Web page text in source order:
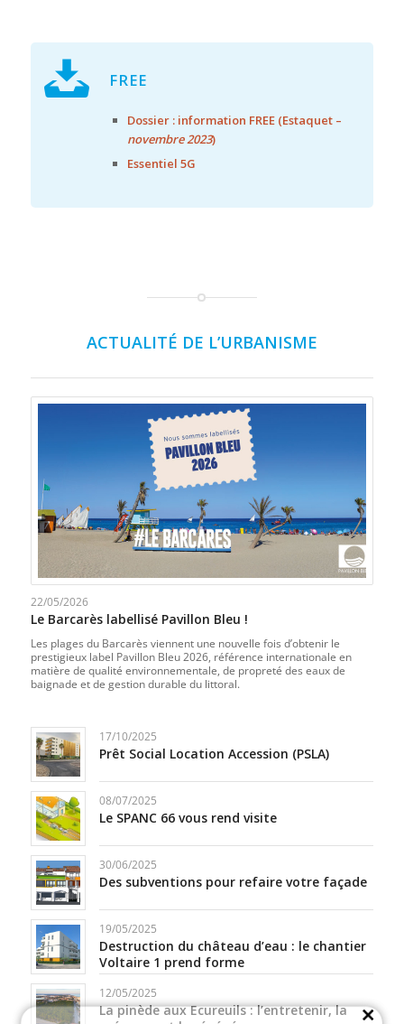
FREE
Dossier : information FREE (Estaquet –
novembre 2023)
Essentiel 5G
ACTUALITÉ DE L’URBANISME
22/05/2026
Le Barcarès labellisé Pavillon Bleu !
Les plages du Barcarès viennent une nouvelle fois d’obtenir le
prestigieux label Pavillon Bleu 2026, référence internationale en
matière de qualité environnementale, de propreté des eaux de
baignade et de gestion durable du littoral.
17/10/2025
Prêt Social Location Accession (PSLA)
08/07/2025
Le SPANC 66 vous rend visite
30/06/2025
Des subventions pour refaire votre façade
19/05/2025
Destruction du château d’eau : le chantier
Voltaire 1 prend forme
12/05/2025
La pinède aux Ecureuils : l’entretenir, la